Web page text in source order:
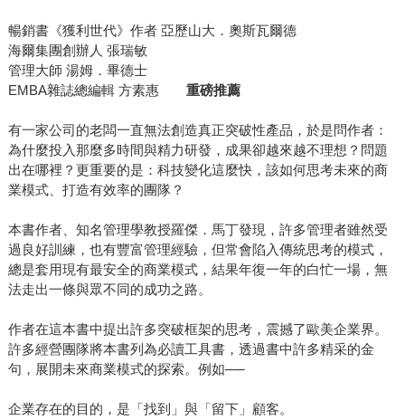
產品或服務的顧客。 難怪《獲利世代》的作者奧斯瓦爾德、
海爾創辦人張瑞敏等大師級人物都具名大推這本書。因為類
似的醒腦金句，書中還有很多，例如面對通膨時代，他說
「不要想極小化價格，要極大化滿足」，面對股東，「要把
顧客擺在股東之前，才能真正創造股東價值」，聘請員工
「不要因為他們的經驗，而是看他們展現的態度」等等。有
沒有一種很「豁然開朗」的FU？
暢銷書《獲利世代》作者 亞歷山大．奧斯瓦爾德
海爾集團創辦人 張瑞敏
管理大師 湯姆．畢德士
EMBA雜誌總編輯 方素惠 重磅推薦
有一家公司的老闆一直無法創造真正突破性產品，於是問作者：
為什麼投入那麼多時間與精力研發，成果卻越來越不理想？問題
出在哪裡？更重要的是：科技變化這麼快，該如何思考未來的商
業模式、打造有效率的團隊？
本書作者、知名管理學教授羅傑．馬丁發現，許多管理者雖然受
過良好訓練，也有豐富管理經驗，但常會陷入傳統思考的模式，
總是套用現有最安全的商業模式，結果年復一年的白忙一場，無
法走出一條與眾不同的成功之路。
作者在這本書中提出許多突破框架的思考，震撼了歐美企業界。
許多經營團隊將本書列為必讀工具書，透過書中許多精采的金
句，展開未來商業模式的探索。例如──
企業存在的目的，是「找到」與「留下」顧客。